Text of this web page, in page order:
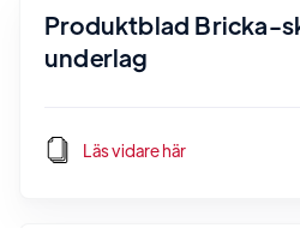
Produktblad Bricka-
underlag
Läs vidare här